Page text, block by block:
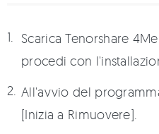
Scarica Tenorshare
procedi con
All'avvio del
[Inizia a Rimuovere].